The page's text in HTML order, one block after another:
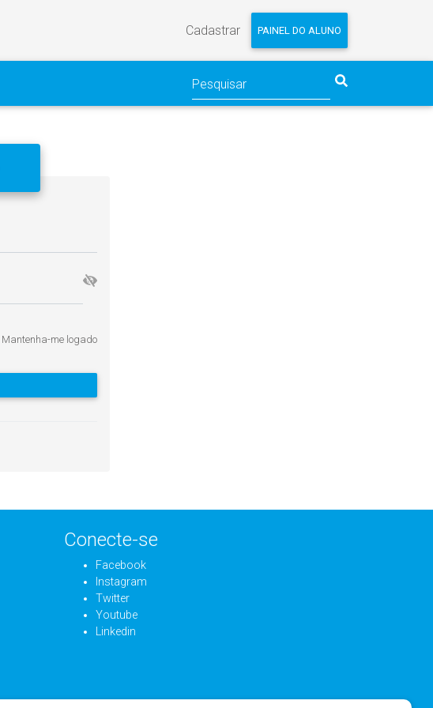
Cadastrar PAINEL DO ALUNO
Mantenha-me logado
Conecte-se
Facebook
Instagram
Twitter
Youtube
Linkedin